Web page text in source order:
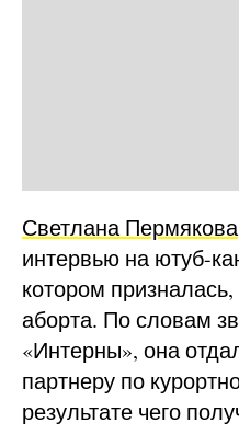
Светлана Пермякова
интервью на ютуб-
котором
аборта. По словам
«Интерны», она
партнеру по
результате чего